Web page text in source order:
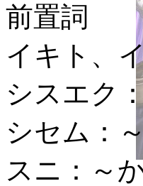
前置詞
イキト、
シスエク
シセム：
スニ： ～